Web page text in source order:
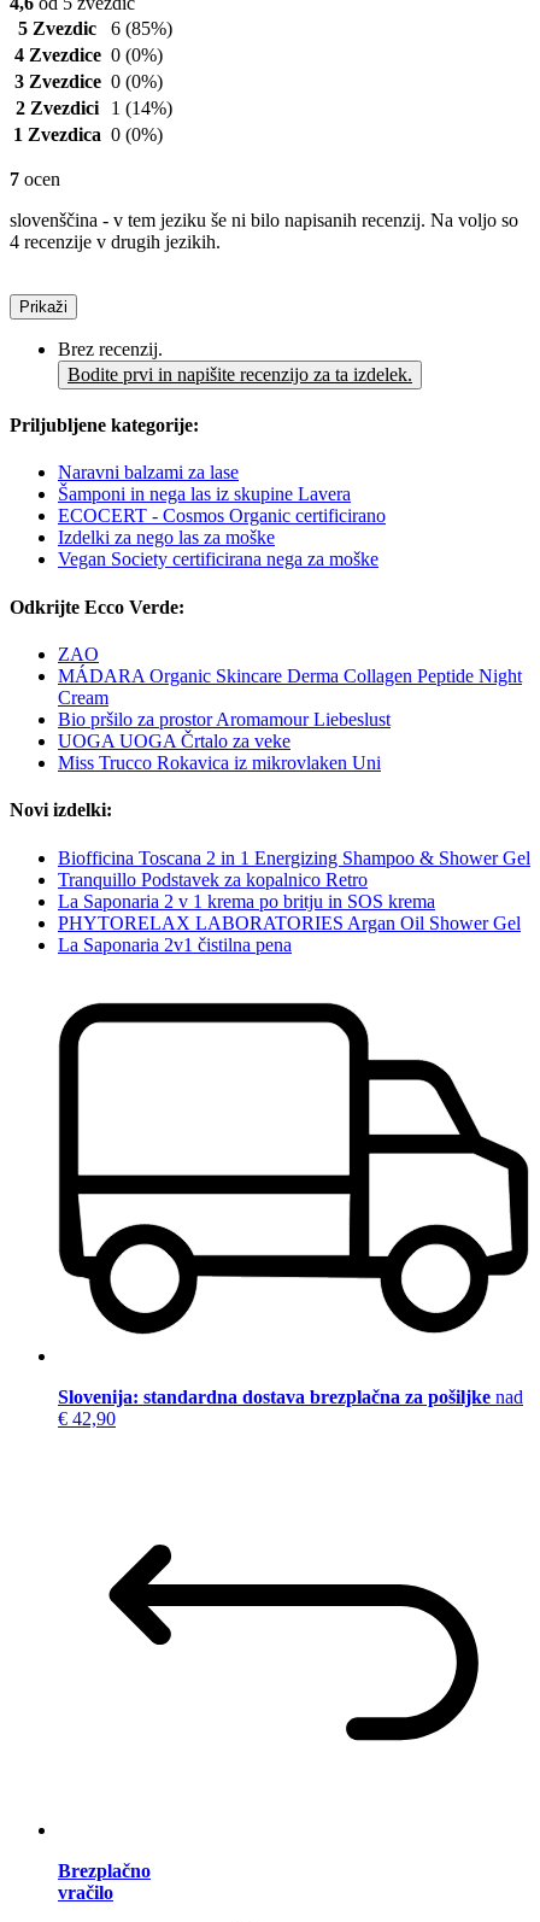
5 Zvezdic
6 (85%)
4 Zvezdice 0 (0%)
3 Zvezdice 0 (0%)
2 Zvezdici
1 (14%)
1 Zvezdica 0 (0%)
7 ocen
slovenščina - v tem jeziku še ni bilo napisanih recenzij. Na voljo so
4 recenzije v drugih jezikih.
Prikaži
Brez recenzij.
Bodite prvi in napišite recenzijo za ta izdelek.
Priljubljene kategorije:
Naravni balzami za lase
Šamponi in nega las iz skupine Lavera
ECOCERT - Cosmos Organic certificirano
Izdelki za nego las za moške
Vegan Society certificirana nega za moške
Odkrijte Ecco Verde:
ZAO
MÁDARA Organic Skincare Derma Collagen Peptide Night
Cream
Bio pršilo za prostor Aromamour Liebeslust
UOGA UOGA Črtalo za veke
Miss Trucco Rokavica iz mikrovlaken Uni
Novi izdelki:
Biofficina Toscana 2 in 1 Energizing Shampoo & Shower Gel
Tranquillo Podstavek za kopalnico Retro
La Saponaria 2 v 1 krema po britju in SOS krema
PHYTORELAX LABORATORIES Argan Oil Shower Gel
La Saponaria 2v1 čistilna pena
Slovenija: standardna dostava brezplačna za pošiljke nad
€ 42,90
Brezplačno
vračilo